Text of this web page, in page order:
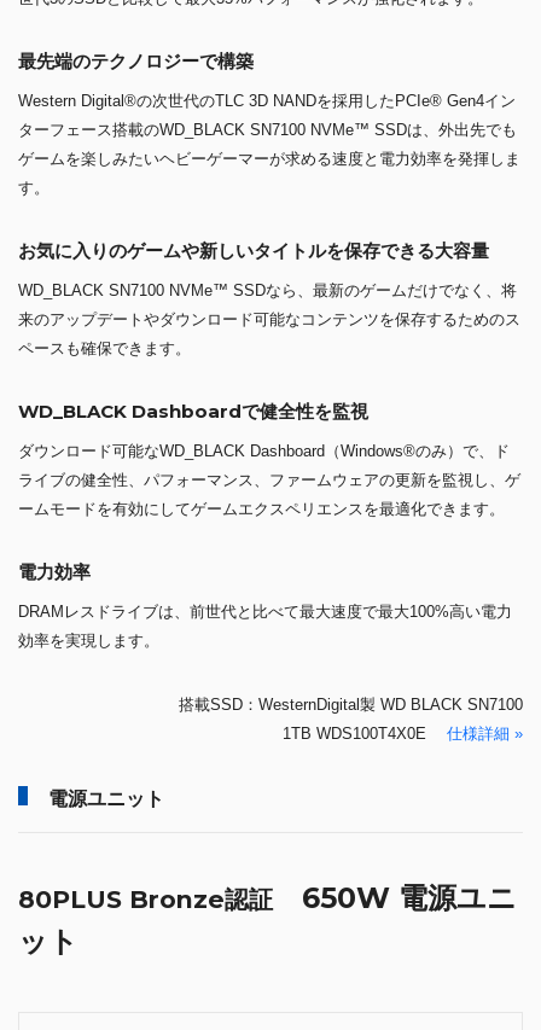
最先端のテクノロジーで構築
Western Digital®の次世代のTLC 3D NANDを採用したPCIe® Gen4イン
ターフェース搭載のWD_BLACK SN7100 NVMe™ SSDは、外出先でも
ゲームを楽しみたいヘビーゲーマーが求める速度と電力効率を発揮しま
す。
お気に入りのゲームや新しいタイトルを保存できる大容量
WD_BLACK SN7100 NVMe™ SSDなら、最新のゲームだけでなく、将
来のアップデートやダウンロード可能なコンテンツを保存するためのス
ペースも確保できます。
WD_BLACK Dashboardで健全性を監視
ダウンロード可能なWD_BLACK Dashboard（Windows®のみ）で、ド
ライブの健全性、パフォーマンス、ファームウェアの更新を監視し、ゲ
ームモードを有効にしてゲームエクスペリエンスを最適化できます。
電力効率
DRAMレスドライブは、前世代と比べて最大速度で最大100%高い電力
効率を実現します。
搭載SSD：WesternDigital製 WD BLACK SN7100
1TB WDS100T4X0E 仕様詳細 »
電源ユニット
80PLUS Bronze認証 650W 電源ユニ
ット